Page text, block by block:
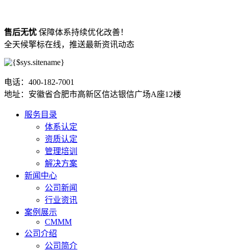
售后无忧 保障体系持续优化改善！
全天候擎标在线，推送最新资讯动态
电话：400-182-7001
地址：安徽省合肥市高新区信达银信广场A座12楼
服务目录
体系认定
资质认定
管理培训
解决方案
新闻中心
公司新闻
行业资讯
案例展示
CMMM
公司介绍
公司简介